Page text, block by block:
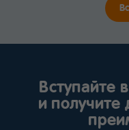
Вступайте
и получите